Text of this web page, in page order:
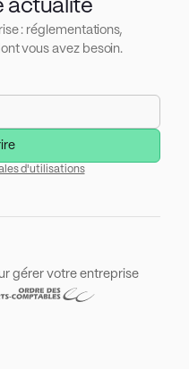
actualité
: réglementations,
vous avez besoin.
d'utilisations
gérer votre entreprise